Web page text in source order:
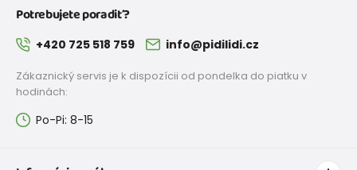
Potrebujete poradiť?
+420 725 518 759 info@pidilidi.cz
Zákaznický servis je k dispozícii od pondelka do piatku v
hodinách:
Po-Pi: 8-15